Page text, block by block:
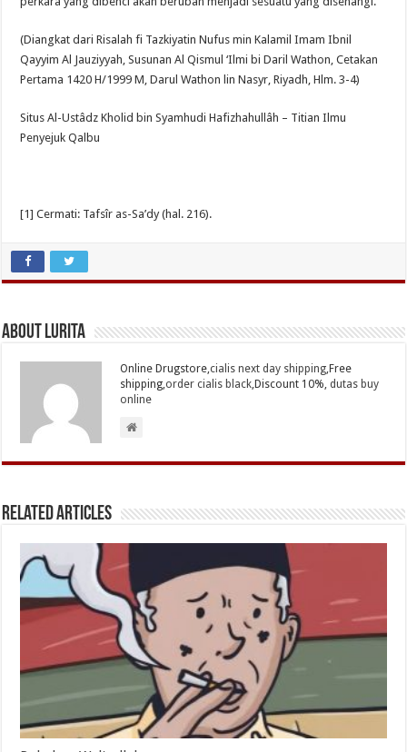
(Diangkat dari Risalah fi Tazkiyatin Nufus min Kalamil Imam Ibnil
Qayyim Al Jauziyyah, Susunan Al Qismul ‘Ilmi bi Daril Wathon, Cetakan
Pertama 1420 H/1999 M, Darul Wathon lin Nasyr, Riyadh, Hlm. 3-4)
Situs Al-Ustâdz Kholid bin Syamhudi Hafizhahullâh – Titian Ilmu
Penyejuk Qalbu
[1] Cermati: Tafsîr as-Sa’dy (hal. 216).
About Lurita
Online Drugstore,cialis next day shipping,Free
shipping,order cialis black,Discount 10%,dutas buy
online
Related Articles